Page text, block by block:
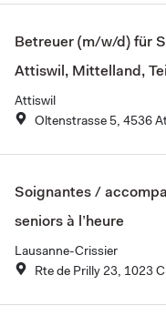
Betreuer (m/w/d) für
Attiswil, Mittelland,
Attiswil
Oltenstrasse 5, 4536
Soignantes /
seniors à l’heure
Lausanne-Crissier
Rte de Prilly 23, 1023